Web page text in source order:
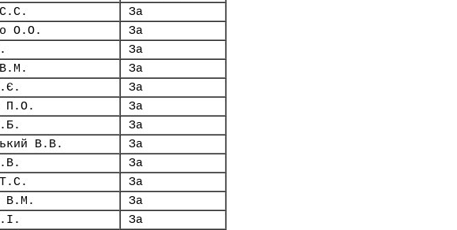
За
О.О.
За
За
За
За
П.О.
За
За
В.В.
За
За
За
В.М.
За
За